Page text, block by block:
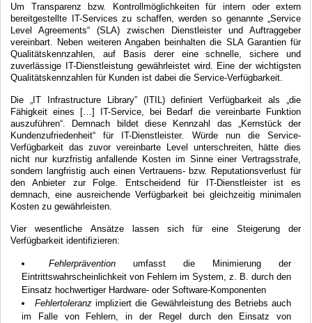
Um Transparenz bzw. Kontrollmöglichkeiten für intern oder extern
bereitgestellte IT-Services zu schaffen, werden so genannte „Service
Level Agreements“ (SLA) zwischen Dienstleister und Auftraggeber
vereinbart. Neben weiteren Angaben beinhalten die SLA Garantien für
Qualitätskennzahlen, auf Basis derer eine schnelle, sichere und
zuverlässige IT-Dienstleistung gewährleistet wird. Eine der wichtigsten
Qualitätskennzahlen für Kunden ist dabei die Service-Verfügbarkeit.
Die „IT Infrastructure Library” (ITIL) definiert Verfügbarkeit als „die
Fähigkeit eines […] IT-Service, bei Bedarf die vereinbarte Funktion
auszuführen“. Demnach bildet diese Kennzahl das „Kernstück der
Kundenzufriedenheit“ für IT-Dienstleister. Würde nun die Service-
Verfügbarkeit das zuvor vereinbarte Level unterschreiten, hätte dies
nicht nur kurzfristig anfallende Kosten im Sinne einer Vertragsstrafe,
sondern langfristig auch einen Vertrauens- bzw. Reputationsverlust für
den Anbieter zur Folge. Entscheidend für IT-Dienstleister ist es
demnach, eine ausreichende Verfügbarkeit bei gleichzeitig minimalen
Kosten zu gewährleisten.
Vier wesentliche Ansätze lassen sich für eine Steigerung der
Verfügbarkeit identifizieren:
Fehlerpräventionumfasst die Minimierung der
Eintrittswahrscheinlichkeit von Fehlern im System, z. B. durch den
Einsatz hochwertiger Hardware- oder Software-Komponenten
Fehlertoleranz impliziert die Gewährleistung des Betriebs auch
im Falle von Fehlern, in der Regel durch den Einsatz von